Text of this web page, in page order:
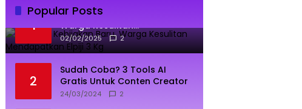
Popular Posts
1
Dampak Kebijakan Baru,
Warga Kesulitan
Mendapatkan Elpiji 3 Kg
02/02/2025 2
2
Sudah Coba? 3 Tools AI
Gratis Untuk Conten Creator
24/03/2024 2